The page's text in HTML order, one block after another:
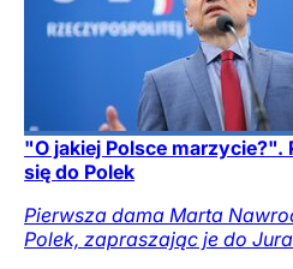
"O jakiej Polsce marzycie?".
się do Polek
Pierwsza dama Marta
Polek, zapraszając je do